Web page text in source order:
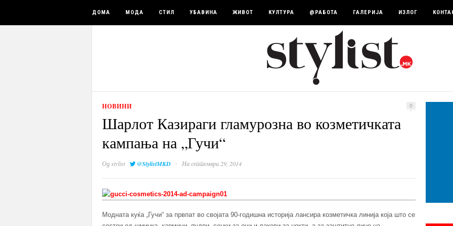
ДОМА МОДА СТИЛ УБАВИНА ЖИВОТ КУЛТУРА @РАБОТА ГАЛЕРИЈА ИЗЛОГ
НОВИНИ 0
Шарлот Казираги гламурозна во козметичката
кампања на „Гучи“
Одstylist @StylistMKD · На септември 29, 2014
Модната куќа „Гучи“ за првпат во својата 90-годишна историја лансира козметичка линија која што се